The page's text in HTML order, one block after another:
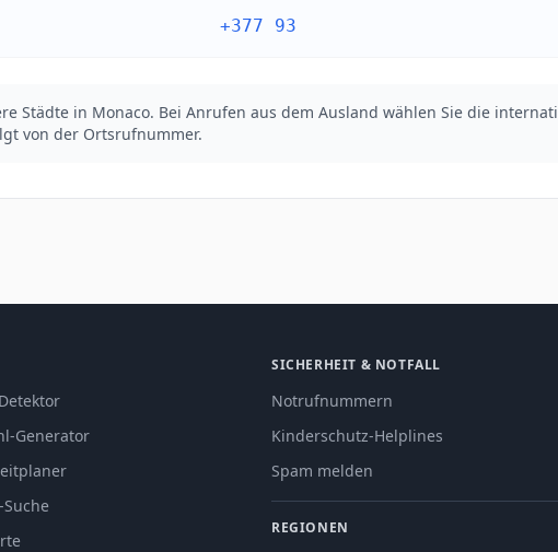
+377 93
Städte in Monaco. Bei Anrufen aus dem Ausland wählen Sie die
von der Ortsrufnummer.
Generator
SICHERHEIT & NOTFALL
Notrufnummern
Kinderschutz-Helplines
Spam melden
REGIONEN